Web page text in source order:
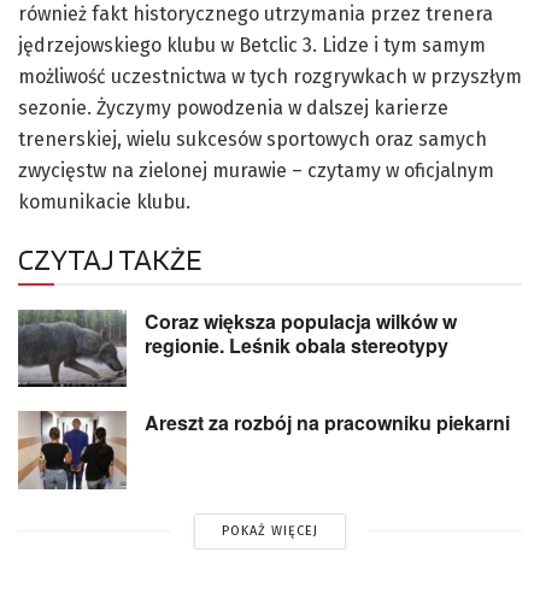
również fakt historycznego utrzymania przez trenera
jędrzejowskiego klubu w Betclic 3. Lidze i tym samym
możliwość uczestnictwa w tych rozgrywkach w przyszłym
sezonie. Życzymy powodzenia w dalszej karierze
trenerskiej, wielu sukcesów sportowych oraz samych
zwycięstw na zielonej murawie – czytamy w oficjalnym
komunikacie klubu.
CZYTAJ TAKŻE
Coraz większa populacja wilków w
regionie. Leśnik obala stereotypy
Areszt za rozbój na pracowniku piekarni
POKAŻ WIĘCEJ